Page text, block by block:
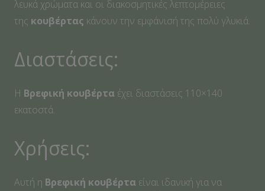
λευκά χρώματα και οι διακοσμητικές λεπτομέρειες
της κουβέρτας κάνουν την εμφάνισή της πολύ γλυκιά.
Διαστάσεις:
Η Βρεφική κουβέρτα έχει διαστάσεις 110×140
εκατοστά.
Χρήσεις:
Αυτή η Βρεφική κουβέρτα είναι ιδανική για να